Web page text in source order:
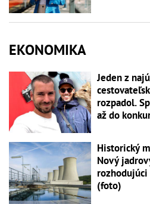
EKONOMIKA
Jeden z
rozpadol.
až do
Historický
Nový
(foto)